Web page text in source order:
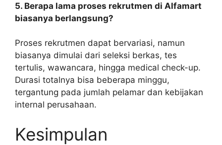
5. Berapa lama proses rekrutmen di Alfamart
biasanya berlangsung?
Proses rekrutmen dapat bervariasi, namun
biasanya dimulai dari seleksi berkas, tes
tertulis, wawancara, hingga medical check-up.
Durasi totalnya bisa beberapa minggu,
tergantung pada jumlah pelamar dan kebijakan
internal perusahaan.
Kesimpulan